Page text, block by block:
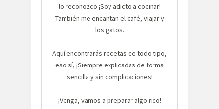
lo reconozco ¡Soy adicto a cocinar!
También me encantan el café, viajar y
los gatos.
Aquí encontrarás recetas de todo tipo,
eso sí, ¡Siempre explicadas de forma
sencilla y sin complicaciones!
¡Venga, vamos a preparar algo rico!